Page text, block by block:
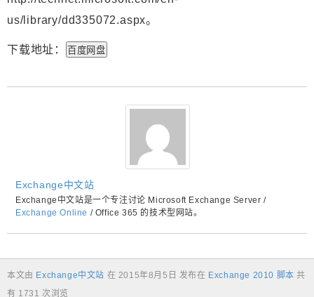
us/library/dd335072.aspx。
下载地址： 百度网盘
Exchange中文站
Exchange中文站是一个专注讨论 Microsoft Exchange Server /
Exchange Online / Office 365 的技术型网站。
本文由 Exchange中文站 在 2015年8月5日 发布在 Exchange 2010 脚本 共
有 1731 次浏览